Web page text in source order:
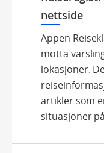
nettside
Appen
motta
lokasjoner.
artikler som
situasjoner